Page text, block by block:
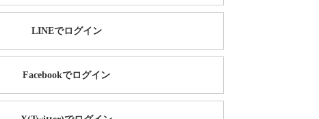
LINEでログイン
Facebookでログイン